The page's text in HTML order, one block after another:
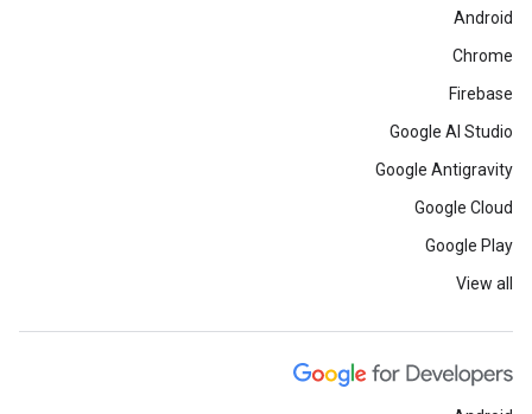
Android
Chrome
Firebase
Google AI Studio
Google Antigravity
Google Cloud
Google Play
View all